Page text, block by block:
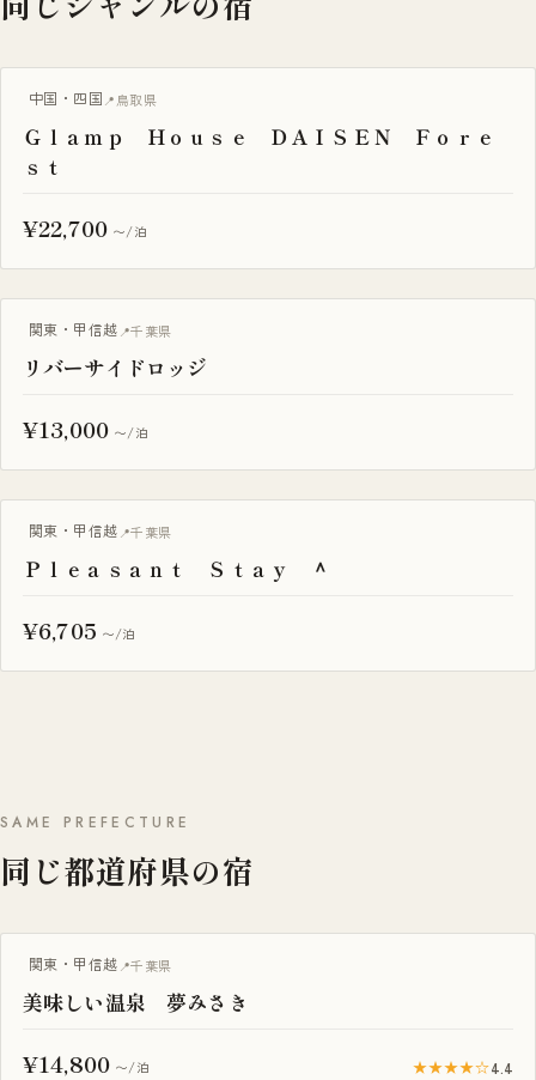
グランピング
中国・四国 鳥取県
Ｇｌａｍｐ Ｈｏｕｓｅ ＤＡＩＳＥＮ Ｆｏｒｅ
ｓｔ
¥22,700 〜/泊
BBQ・焚き火
関東・甲信越 千葉県
リバーサイドロッジ
¥13,000 〜/泊
BBQ・焚き火
関東・甲信越 千葉県
Ｐｌｅａｓａｎｔ Ｓｔａｙ ＾
¥6,705 〜/泊
SAME PREFECTURE
同じ都道府県の宿
関東・甲信越 千葉県
美味しい温泉 夢みさき
¥14,800 〜/泊 ★★★★☆4.4